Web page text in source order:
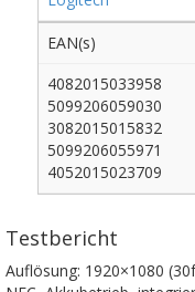
EAN(s)
4082015033958
5099206059030
3082015015832
5099206055971
4052015023709
Testbericht
Auflösung: 1920×1080